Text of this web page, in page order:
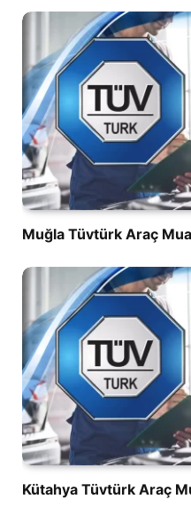
Muğla Tüvtürk Araç
Kütahya Tüvtürk Araç